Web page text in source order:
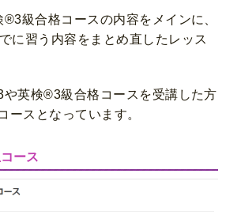
級合格コースの内容をメインに、
に習う内容をまとめ直したレッス
や英検®3級合格コースを受講した方
ースとなっています。
ース